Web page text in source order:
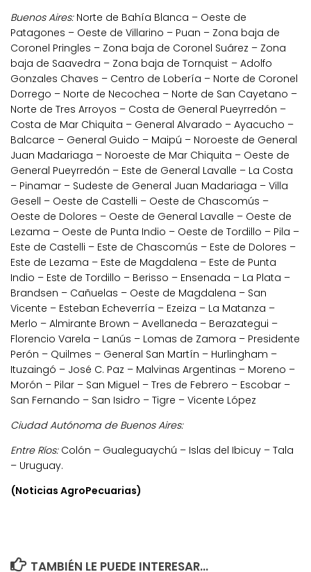
Buenos Aires:Norte de Bahía Blanca – Oeste de
Patagones – Oeste de Villarino – Puan – Zona baja de
Coronel Pringles – Zona baja de Coronel Suárez – Zona
baja de Saavedra – Zona baja de Tornquist – Adolfo
Gonzales Chaves – Centro de Lobería – Norte de Coronel
Dorrego – Norte de Necochea – Norte de San Cayetano –
Norte de Tres Arroyos – Costa de General Pueyrredón –
Costa de Mar Chiquita – General Alvarado – Ayacucho –
Balcarce – General Guido – Maipú – Noroeste de General
Juan Madariaga – Noroeste de Mar Chiquita – Oeste de
General Pueyrredón – Este de General Lavalle – La Costa
– Pinamar – Sudeste de General Juan Madariaga – Villa
Gesell – Oeste de Castelli – Oeste de Chascomús –
Oeste de Dolores – Oeste de General Lavalle – Oeste de
Lezama – Oeste de Punta Indio – Oeste de Tordillo – Pila –
Este de Castelli – Este de Chascomús – Este de Dolores –
Este de Lezama – Este de Magdalena – Este de Punta
Indio – Este de Tordillo – Berisso – Ensenada – La Plata –
Brandsen – Cañuelas – Oeste de Magdalena – San
Vicente – Esteban Echeverría – Ezeiza – La Matanza –
Merlo – Almirante Brown – Avellaneda – Berazategui –
Florencio Varela – Lanús – Lomas de Zamora – Presidente
Perón – Quilmes – General San Martín – Hurlingham –
Ituzaingó – José C. Paz – Malvinas Argentinas – Moreno –
Morón – Pilar – San Miguel – Tres de Febrero – Escobar –
San Fernando – San Isidro – Tigre – Vicente López
Ciudad Autónoma de Buenos Aires:
Entre Ríos:Colón – Gualeguaychú – Islas del Ibicuy – Tala
– Uruguay.
(Noticias AgroPecuarias)
TAMBIÉN LE PUEDE INTERESAR...